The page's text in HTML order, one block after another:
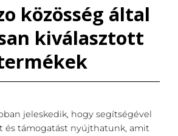
közösség által
kiválasztott
jeleskedik, hogy segítségével
és támogatást nyújthatunk, amit